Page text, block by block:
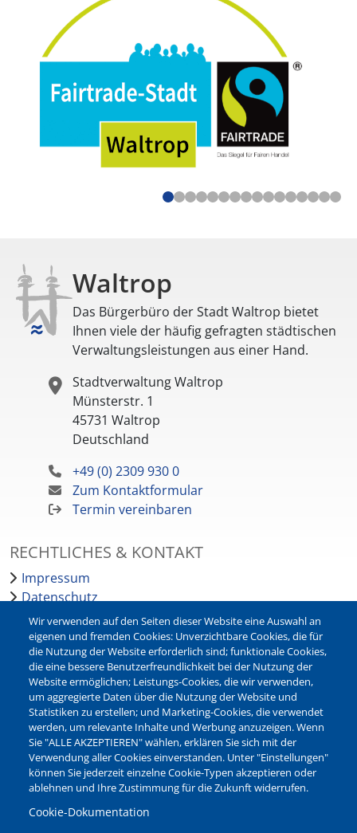
Waltrop
Das Bürgerbüro der Stadt Waltrop bietet
Ihnen viele der häufig gefragten städtischen
Verwaltungsleistungen aus einer Hand.
Stadtverwaltung Waltrop
Münsterstr. 1
45731 Waltrop
Deutschland
+49 (0) 2309 930 0
Zum Kontaktformular
Termin vereinbaren
RECHTLICHES & KONTAKT
Impressum
Datenschutz
Barrierefreiheit
Leichte Sprache
Bankverbindungen
Pressestelle
Kontakt
NEWSLETTER
Jetzt die verschiedenen Newsletter der Stadt Waltrop
abonnieren:
Newsletter verwalten
Wir verwenden auf den Seiten dieser Website eine Auswahl an
eigenen und fremden Cookies: Unverzichtbare Cookies, die für
die Nutzung der Website erforderlich sind; funktionale Cookies,
die eine bessere Benutzerfreundlichkeit bei der Nutzung der
Website ermöglichen; Leistungs-Cookies, die wir verwenden,
um aggregierte Daten über die Nutzung der Website und
Statistiken zu erstellen; und Marketing-Cookies, die verwendet
werden, um relevante Inhalte und Werbung anzuzeigen. Wenn
Sie "ALLE AKZEPTIEREN" wählen, erklären Sie sich mit der
Verwendung aller Cookies einverstanden. Unter "Einstellungen"
können Sie jederzeit einzelne Cookie-Typen akzeptieren oder
ablehnen und Ihre Zustimmung für die Zukunft widerrufen.
Cookie-Dokumentation